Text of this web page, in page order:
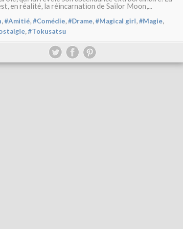
en réalité, la réincarnation de Sailor Moon,...
,#Amitié,#Comédie,#Drame,#Magical girl,#Magie,
,#Tokusatsu